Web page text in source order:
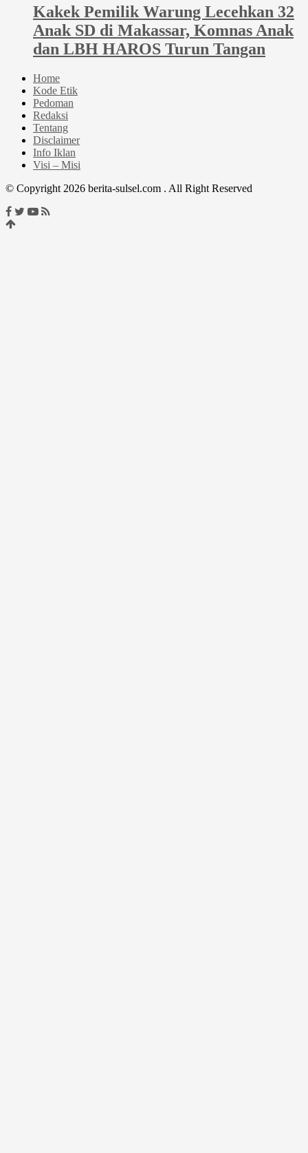
Kakek Pemilik Warung Lecehkan 32
Anak SD di Makassar, Komnas Anak
dan LBH HAROS Turun Tangan
Home
Kode Etik
Pedoman
Redaksi
Tentang
Disclaimer
Info Iklan
Visi – Misi
© Copyright 2026 berita-sulsel.com . All Right Reserved